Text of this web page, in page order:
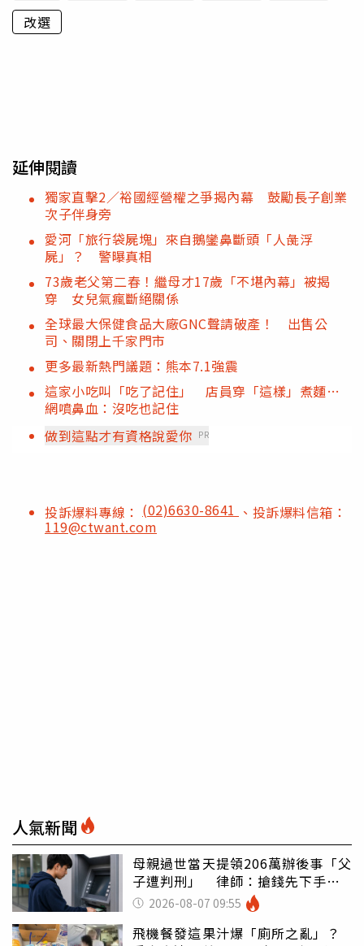
改選
延伸閱讀
獨家直擊2／裕國經營權之爭揭內幕 鼓勵長子創業
次子伴身旁
愛河「旅行袋屍塊」來自鵝鑾鼻斷頭「人彘浮
屍」？ 警曝真相
73歲老父第二春！繼母才17歲「不堪內幕」被揭
穿 女兒氣瘋斷絕關係
全球最大保健食品大廠GNC聲請破產！ 出售公
司、關閉上千家門市
更多最新熱門議題：熊本7.1強震
這家小吃叫「吃了記住」 店員穿「這樣」煮麵…
網噴鼻血：沒吃也記住
做到這點才有資格說愛你 PR
投訴爆料專線： (02)6630-8641 、投訴爆料信箱：
119@ctwant.com
人氣新聞
母親過世當天提領206萬辦後事「父
子遭判刑」 律師：搶錢先下手是
罪 2026-08-07 09:55
飛機餐發這果汁爆「廁所之亂」？